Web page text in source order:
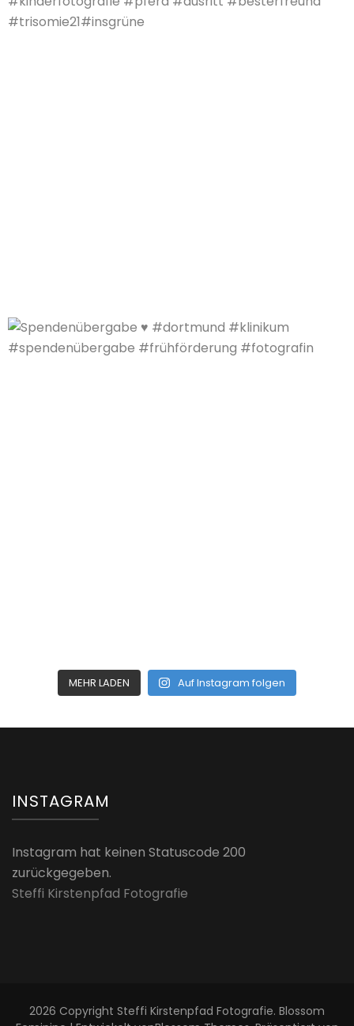
MEHR LADEN Auf Instagram folgen
INSTAGRAM
Instagram hat keinen Statuscode 200
zurückgegeben.
Steffi Kirstenpfad Fotografie
2026 Copyright Steffi Kirstenpfad Fotografie. Blossom